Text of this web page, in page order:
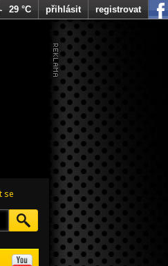
se
29 °C přihlásit registrovat